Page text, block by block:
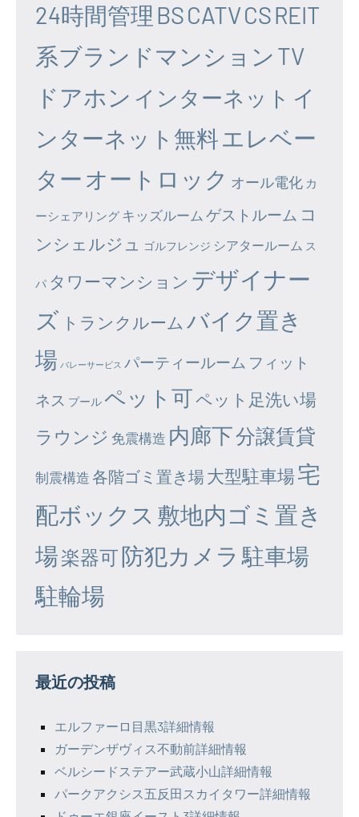
24時間管理 BSCATVCSREIT
系ブランドマンション TV
ドアホン インターネット イ
ンターネット無料エレベー
ター オートロック オール電化 カ
ーシェアリング キッズルーム ゲストルーム コ
ンシェルジュ
ゴルフレンジ シアタールーム ス
パ タワーマンション デザイナー
ズ トランクルーム バイク置き
場 バレーサービス パーティールーム フィット
ネス プール ペット可ペット足洗い場
ラウンジ 免震構造 内廊下分譲賃貸
制震構造 各階ゴミ置き場大型駐車場宅
配ボックス 敷地内ゴミ置き
場楽器可防犯カメラ 駐車場
駐輪場
最近の投稿
エルファーロ目黒3詳細情報
ガーデンザヴィス不動前詳細情報
ベルシードステアー武蔵小山詳細情報
パークアクシス五反田スカイタワー詳細情報